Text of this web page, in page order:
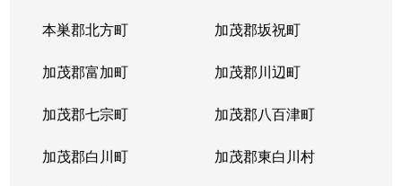
本巣郡北方町 加茂郡坂祝町
加茂郡富加町 加茂郡川辺町
加茂郡七宗町 加茂郡八百津町
加茂郡白川町 加茂郡東白川村